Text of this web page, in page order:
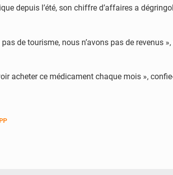
depuis l’été, son chiffre d’affaires a
de tourisme, nous n’avons pas de revenus
acheter ce médicament chaque mois »,